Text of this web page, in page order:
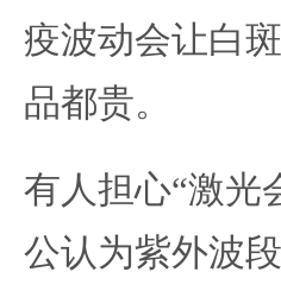
疫波动会让白
品都贵。
有人担心“激光
公认为紫外波